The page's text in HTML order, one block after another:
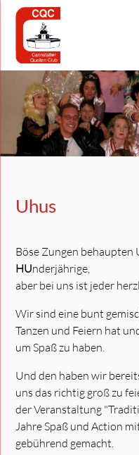
Suchbegriffe
Uhus
Böse Zungen behaupten
HUnderjährige,
aber bei uns ist jeder
Wir sind eine bunt
Tanzen und Feiern hat
um Spaß zu haben.
Und den haben wir
uns das richtig groß zu
der Veranstaltung
Jahre Spaß und Action
gebührend gemacht.